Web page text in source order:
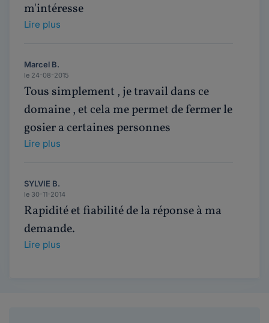
m'intéresse
Lire plus
Marcel B.
le 24-08-2015
Tous simplement , je travail dans ce
domaine , et cela me permet de fermer le
gosier a certaines personnes
Lire plus
SYLVIE B.
le 30-11-2014
Rapidité et fiabilité de la réponse à ma
demande.
Lire plus